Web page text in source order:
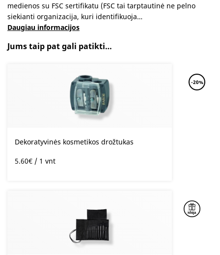
medienos su FSC sertifikatu (FSC tai tarptautinė ne pelno
siekianti organizacija, kuri identifikuoja…
Daugiau informacijos
Jums taip pat gali patikti…
-20%
Dekoratyvinės kosmetikos drožtukas
5.60€/ 1 vnt